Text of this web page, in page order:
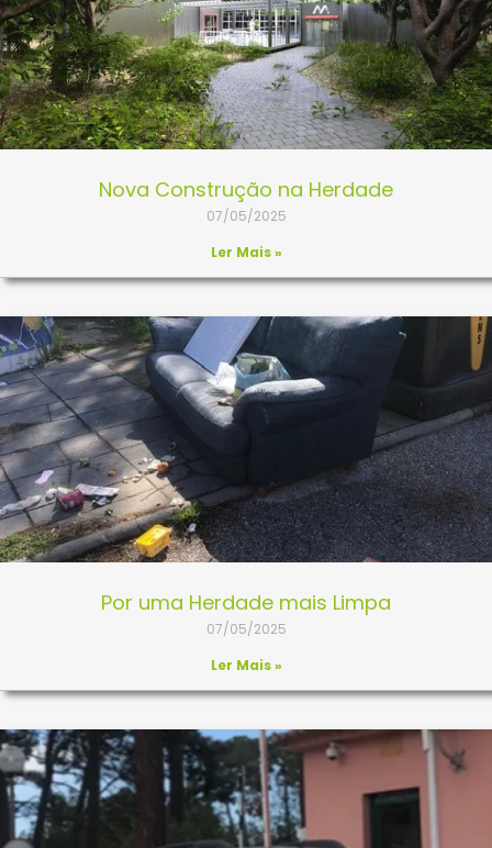
Nova Construção na Herdade
07/05/2025
Ler Mais »
Por uma Herdade mais Limpa
07/05/2025
Ler Mais »